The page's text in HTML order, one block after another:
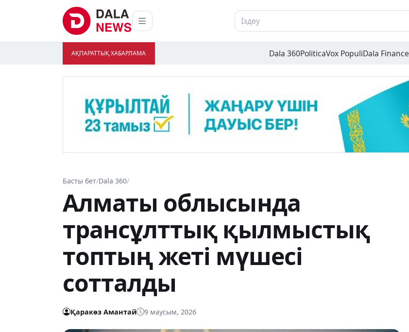
АҚПАРАТТЫҚ ХАБАРЛАМА Dala 360PoliticaVox PopuliDala Finance
Басты бет/Dala 360/
Алматы облысында
трансұлттық қылмыстық
топтың жеті мүшесі
сотталды
Қаракөз Амантай 9 маусым, 2026